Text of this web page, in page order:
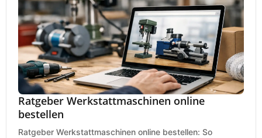
Ratgeber Werkstattmaschinen online
bestellen
Ratgeber Werkstattmaschinen online bestellen: So